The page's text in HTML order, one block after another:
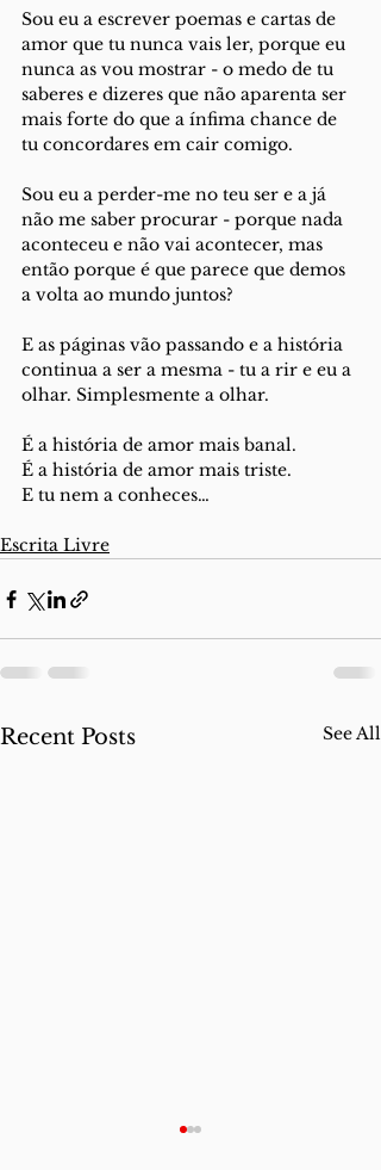
Sou eu a escrever poemas e cartas de
amor que tu nunca vais ler, porque eu
nunca as vou mostrar - o medo de tu
saberes e dizeres que não aparenta ser
mais forte do que a ínfima chance de
tu concordares em cair comigo.
Sou eu a perder-me no teu ser e a já
não me saber procurar - porque nada
aconteceu e não vai acontecer, mas
então porque é que parece que demos
a volta ao mundo juntos?
E as páginas vão passando e a história
continua a ser a mesma - tu a rir e eu a
olhar. Simplesmente a olhar.
É a história de amor mais banal.
É a história de amor mais triste.
E tu nem a conheces…
Escrita Livre
Recent Posts See All